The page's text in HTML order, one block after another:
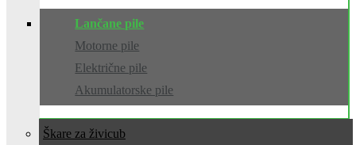
Lančane pile
Motorne pile
Električne pile
Akumulatorske pile
Škare za živicu